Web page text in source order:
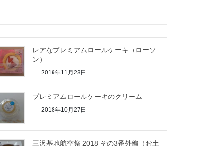
レアなプレミアムロールケーキ（ローソ
ン）
2019年11月23日
プレミアムロールケーキのクリーム
2018年10月27日
三沢基地航空祭 2018 その3番外編（お土